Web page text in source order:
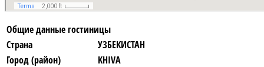
Общие данные гостиницы
Страна
УЗБЕКИСТАН
Город (район)
KHIVA